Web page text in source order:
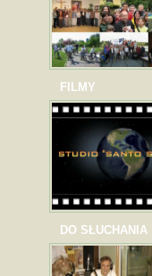
FILMY
DO SŁUCHANIA